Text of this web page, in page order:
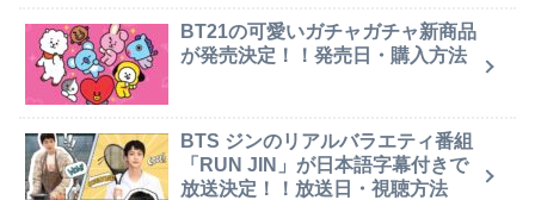
BT21の可愛いガチャガチャ新商品
が発売決定！！発売日・購入方法
BTS ジンのリアルバラエティ番組
「RUN JIN」が日本語字幕付きで
放送決定！！放送日・視聴方法